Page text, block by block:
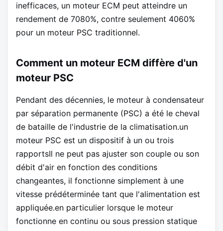
inefficaces, un moteur ECM peut atteindre un
rendement de 70­80%, contre seulement 40­60%
pour un moteur PSC traditionnel.
Comment un moteur ECM diffère d'un
moteur PSC
Pendant des décennies, le moteur à condensateur
par séparation permanente (PSC) a été le cheval
de bataille de l'industrie de la climatisation.un
moteur PSC est un dispositif à un ou trois
rapportsIl ne peut pas ajuster son couple ou son
débit d'air en fonction des conditions
changeantes, il fonctionne simplement à une
vitesse prédéterminée tant que l'alimentation est
appliquée.en particulier lorsque le moteur
fonctionne en continu ou sous pression statique